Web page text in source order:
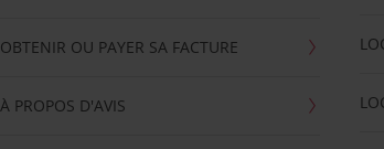
OBTENIR OU PAYER SA FACTURE
À PROPOS D'AVIS